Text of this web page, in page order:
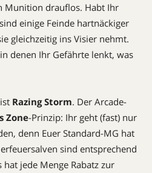
Munition drauflos. Habt Ihr
einige Feinde hartnäckiger
gleichzeitig ins Visier nehmt.
denen Ihr Gefährte lenkt, was
Razing Storm. Der Arcade-
Zone-Prinzip: Ihr geht (fast) nur
denn Euer Standard-MG hat
sind entsprechend
jede Menge Rabatz zur